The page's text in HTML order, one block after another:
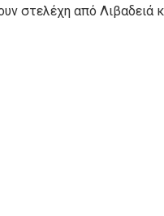
στελέχη από Λιβαδειά